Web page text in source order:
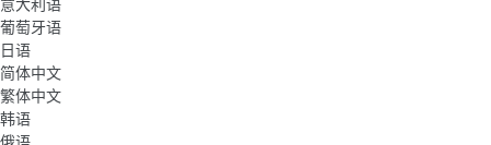
葡萄牙语
日语
简体中文
繁体中文
韩语